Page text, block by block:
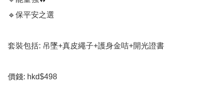
🔹️保平安之選
套裝包括: 吊墜+真皮繩子+護身金咭+開光證書
價錢: hkd$498